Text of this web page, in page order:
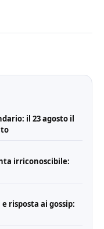
il 23 agosto il
irriconoscibile:
risposta ai gossip: